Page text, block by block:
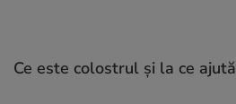
Ce este colostrul și la ce ajută